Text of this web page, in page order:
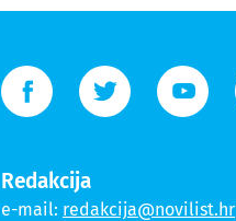
Redakcija
e-mail: redakcija@novilist.hr